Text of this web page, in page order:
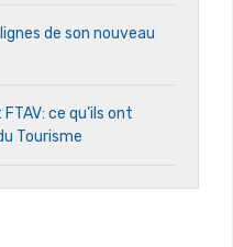
de son nouveau
ce qu’ils ont
Tourisme